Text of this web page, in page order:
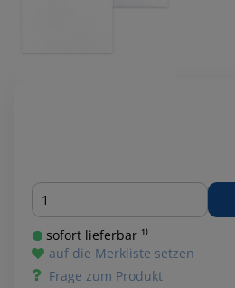
Menge
sofort lieferbar ¹⁾
auf die Merkliste setzen
Frage zum Produkt